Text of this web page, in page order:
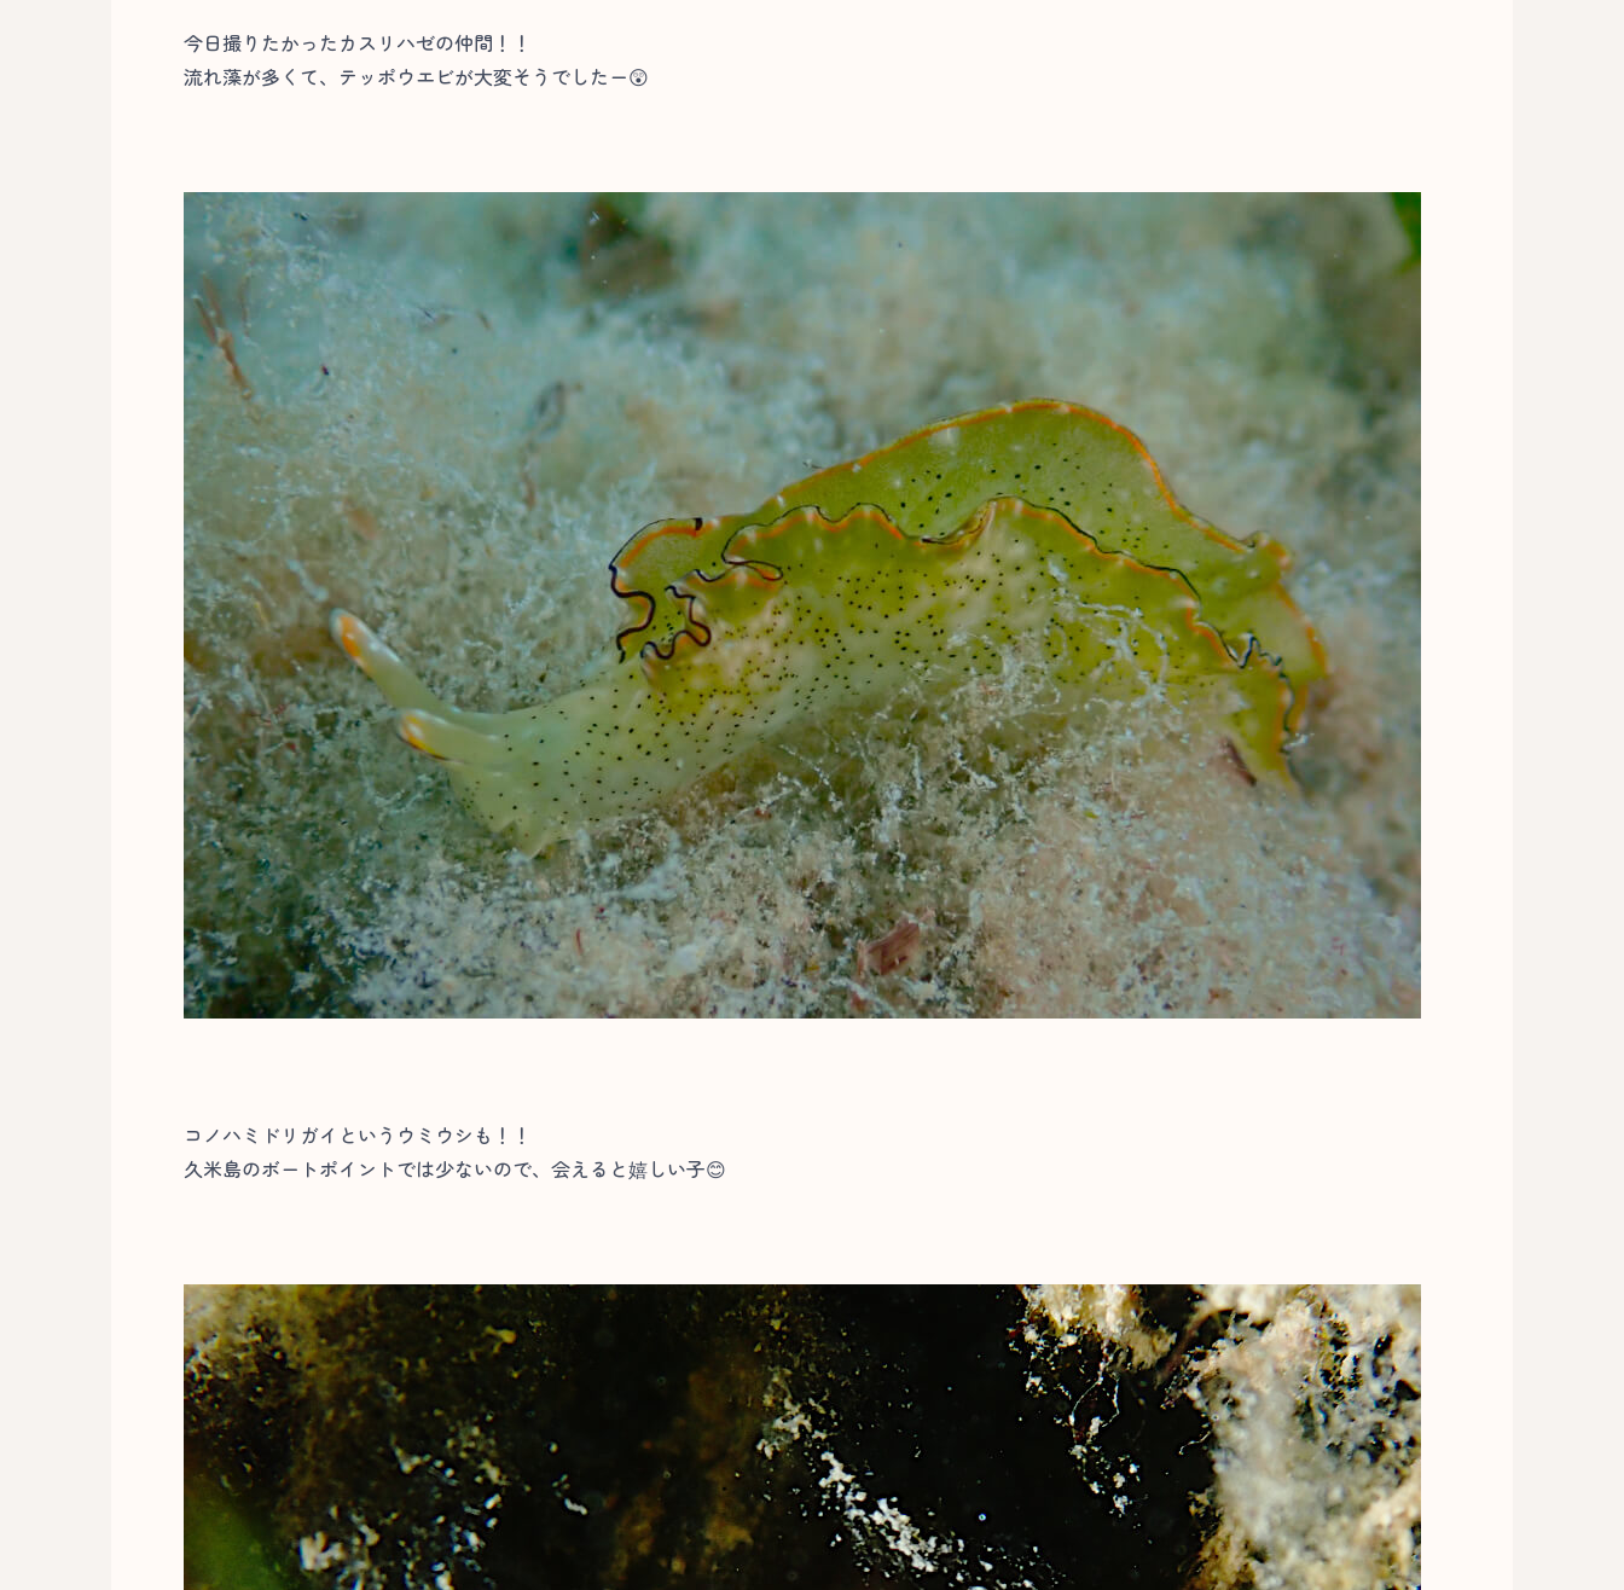
今日撮りたかったカスリハゼの仲間！！
流れ藻が多くて、テッポウエビが大変そうでしたー😲
コノハミドリガイというウミウシも！！
久米島のボートポイントでは少ないので、会えると嬉しい子😊